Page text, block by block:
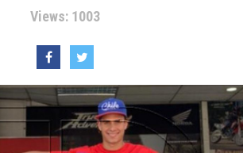
Views: 1003